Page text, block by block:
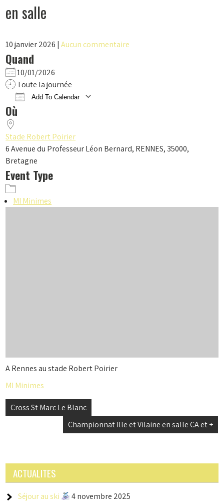
en salle
10 janvier 2026 |Aucun commentaire
Quand
10/01/2026
Toute la journée
Add To Calendar
Où
Stade Robert Poirier
6 Avenue du Professeur Léon Bernard, RENNES, 35000,
Bretagne
Event Type
MI Minimes
A Rennes au stade Robert Poirier
MI Minimes
Navigation
Cross St Marc Le Blanc
Championnat Ille et Vilaine en salle CA et +
ACTUALITES
Séjour au ski
4 novembre 2025